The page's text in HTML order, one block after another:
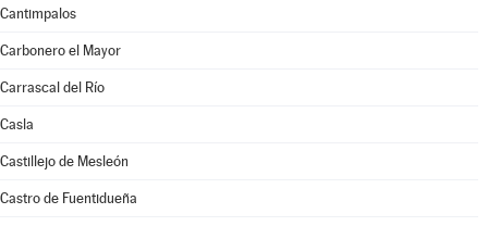
Cantimpalos
Carbonero el Mayor
Carrascal del Río
Casla
Castillejo de Mesleón
Castro de Fuentidueña